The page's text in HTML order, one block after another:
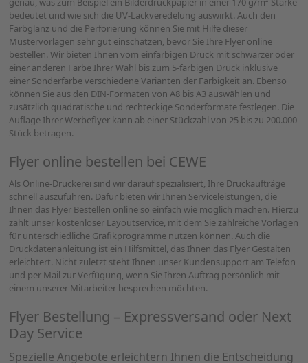
bedeutet und wie sich die UV-Lackveredelung auswirkt. Auch den
Farbglanz und die Perforierung können Sie mit Hilfe dieser
Mustervorlagen sehr gut einschätzen, bevor Sie Ihre Flyer online
bestellen. Wir bieten Ihnen vom einfarbigen Druck mit schwarzer oder
einer anderen Farbe Ihrer Wahl bis zum 5-farbigen Druck inklusive
einer Sonderfarbe verschiedene Varianten der Farbigkeit an. Ebenso
können Sie aus den DIN-Formaten von A8 bis A3 auswählen und
zusätzlich quadratische und rechteckige Sonderformate festlegen. Die
Auflage Ihrer Werbeflyer kann ab einer Stückzahl von 25 bis zu 200.000
Stück betragen.
Flyer online bestellen bei CEWE
Als Online-Druckerei sind wir darauf spezialisiert, Ihre Druckaufträge
schnell auszuführen. Dafür bieten wir Ihnen Serviceleistungen, die
Ihnen das Flyer Bestellen online so einfach wie möglich machen. Hierzu
zählt unser kostenloser Layoutservice, mit dem Sie zahlreiche Vorlagen
für unterschiedliche Grafikprogramme nutzen können. Auch die
Druckdatenanleitung ist ein Hilfsmittel, das Ihnen das Flyer Gestalten
erleichtert. Nicht zuletzt steht Ihnen unser Kundensupport am Telefon
und per Mail zur Verfügung, wenn Sie Ihren Auftrag persönlich mit
einem unserer Mitarbeiter besprechen möchten.
Flyer Bestellung – Expressversand oder Next
Day Service
Spezielle Angebote erleichtern Ihnen die Entscheidung